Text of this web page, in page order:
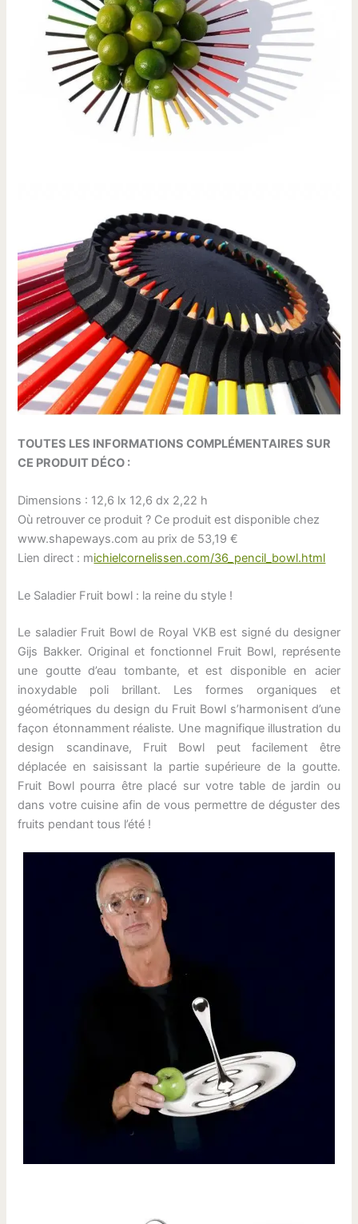
TOUTES LES INFORMATIONS COMPLÉMENTAIRES SUR
CE PRODUIT DÉCO :
Dimensions : 12,6 lx 12,6 dx 2,22 h
Où retrouver ce produit ? Ce produit est disponible chez
www.shapeways.com au prix de 53,19 €
Lien direct : michielcornelissen.com/36_pencil_bowl.html
Le Saladier Fruit bowl : la reine du style !
Le saladier Fruit Bowl de Royal VKB est signé du designer
Gijs Bakker. Original et fonctionnel Fruit Bowl, représente
une goutte d’eau tombante, et est disponible en acier
inoxydable poli brillant. Les formes organiques et
géométriques du design du Fruit Bowl s’harmonisent d’une
façon étonnamment réaliste. Une magnifique illustration du
design scandinave, Fruit Bowl peut facilement être
déplacée en saisissant la partie supérieure de la goutte.
Fruit Bowl pourra être placé sur votre table de jardin ou
dans votre cuisine afin de vous permettre de déguster des
fruits pendant tous l’été !